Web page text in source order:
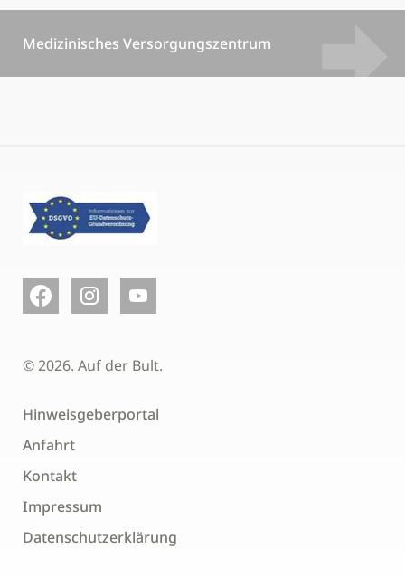
Medizinisches Versorgungszentrum
© 2026. Auf der Bult.
Hinweisgeberportal
Anfahrt
Kontakt
Impressum
Datenschutzerklärung